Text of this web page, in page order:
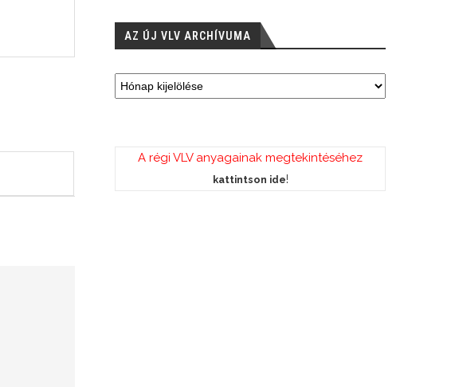
AZ ÚJ VLV ARCHÍVUMA
A régi VLV anyagainak megtekintéséhez
kattintson ide!